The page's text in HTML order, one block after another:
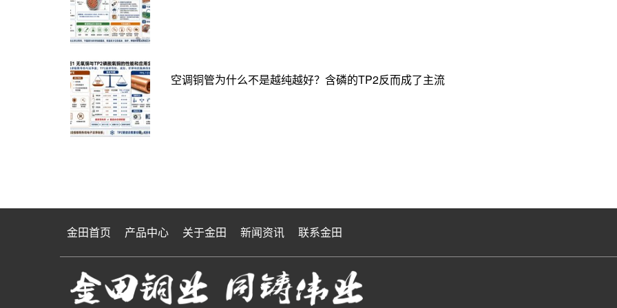
空调铜管为什么不是越纯越好？含磷的TP2反而成了主流
金田首页 产品中心 关于金田 新闻资讯 联系金田